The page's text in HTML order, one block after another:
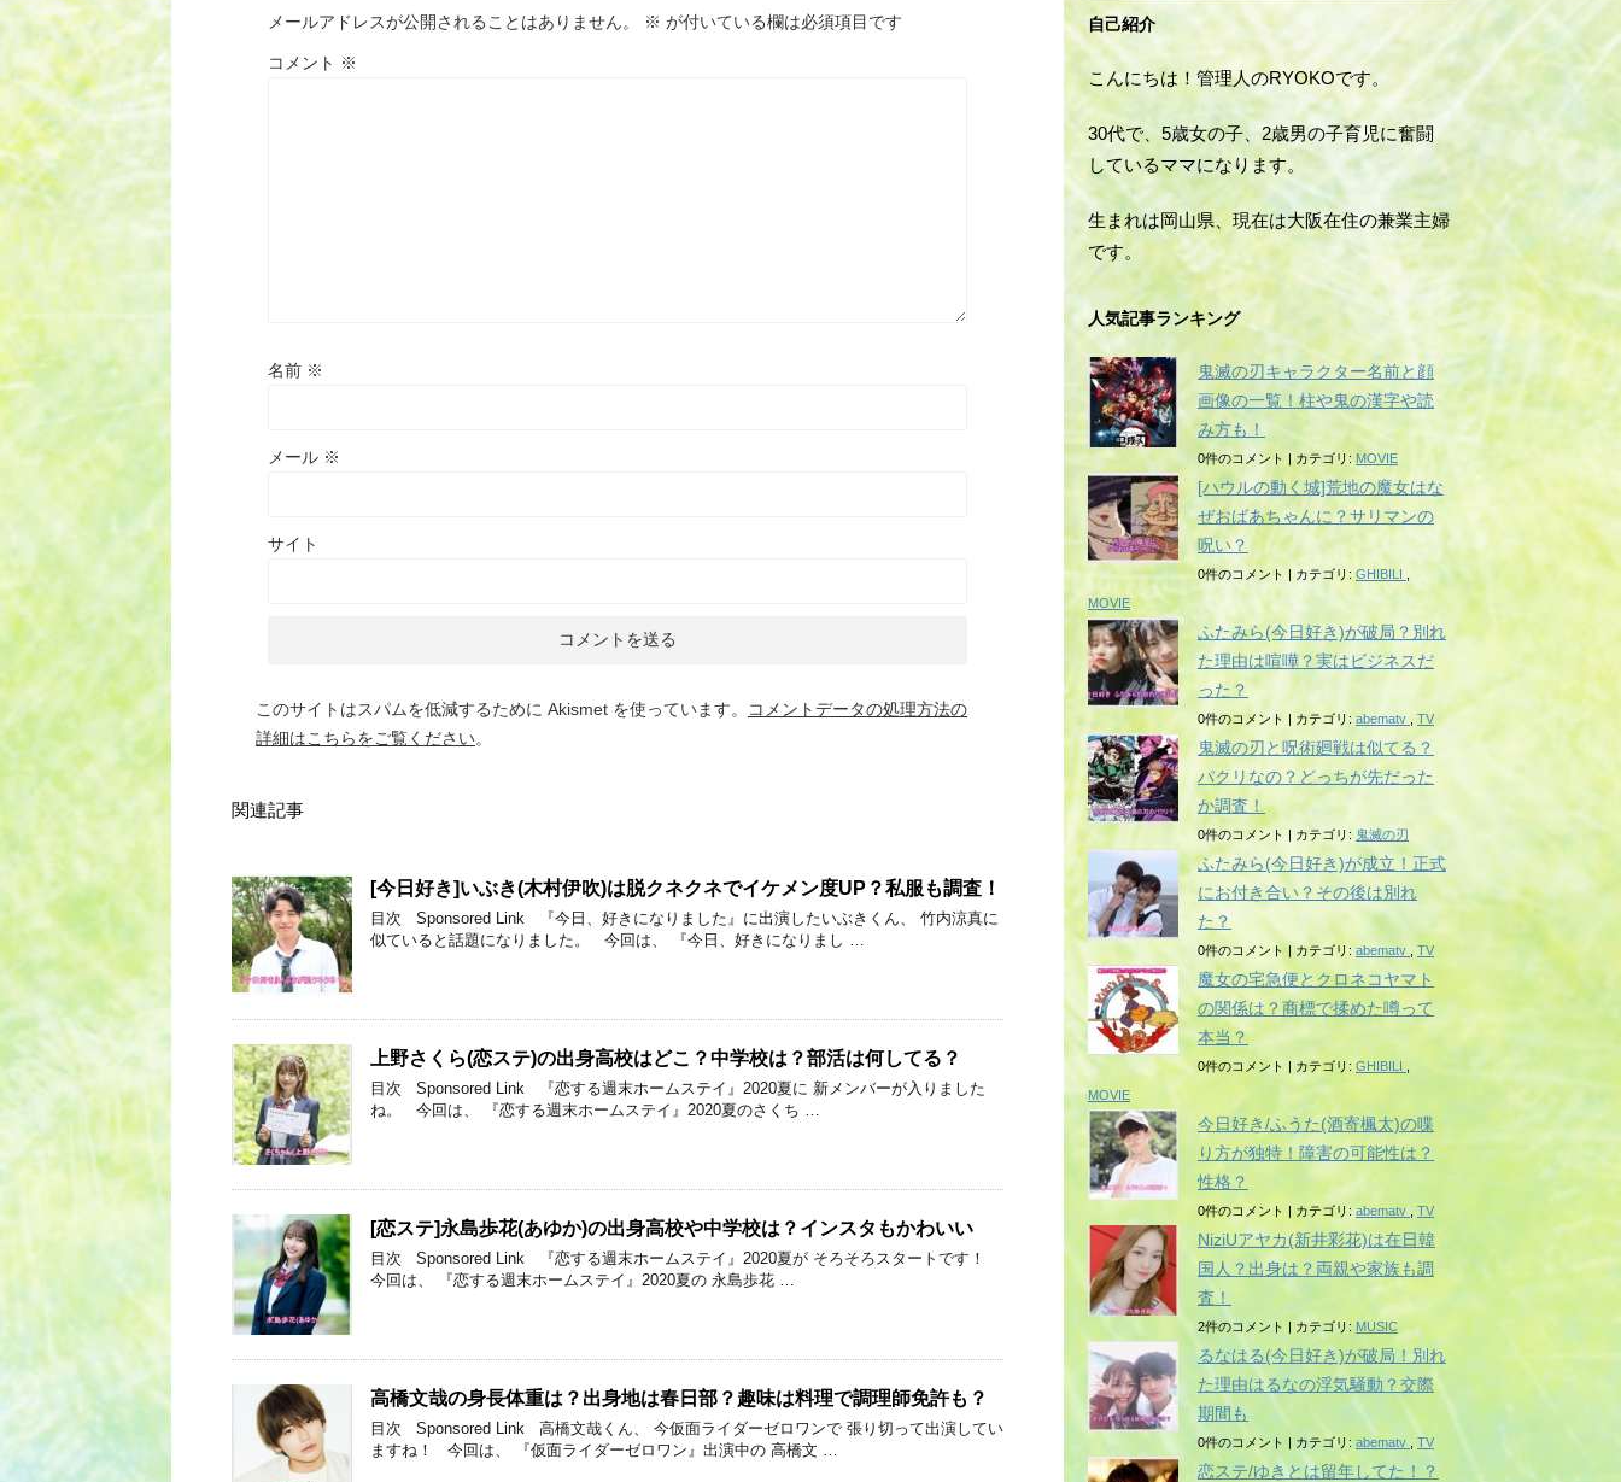
メールアドレスが公開されることはありません。 ※ が付いている欄は必須項目です
コメント ※
名前 ※
メール ※
サイト
このサイトはスパムを低減するために Akismet を使っています。
コメントデータの処理方法の
詳細はこちらをご覧ください。
関連記事
[今日好き]いぶき(木村伊吹)は脱クネクネでイケメン度UP？私服も調査！
目次 Sponsored Link 『今日、好きになりました』に出演したいぶきくん、 竹内涼真に
似ていると話題になりました。 今回は、 『今日、好きになりまし …
上野さくら(恋ステ)の出身高校はどこ？中学校は？部活は何してる？
目次 Sponsored Link 『恋する週末ホームステイ』2020夏に 新メンバーが入りました
ね。 今回は、 『恋する週末ホームステイ』2020夏のさくち …
[恋ステ]永島歩花(あゆか)の出身高校や中学校は？インスタもかわいい
目次 Sponsored Link 『恋する週末ホームステイ』2020夏が そろそろスタートです！
今回は、 『恋する週末ホームステイ』2020夏の 永島歩花 …
高橋文哉の身長体重は？出身地は春日部？趣味は料理で調理師免許も？
目次 Sponsored Link 高橋文哉くん、 今仮面ライダーゼロワンで 張り切って出演してい
ますね！ 今回は、 『仮面ライダーゼロワン』出演中の 高橋文 …
自己紹介
こんにちは！管理人のRYOKOです。
30代で、5歳女の子、2歳男の子育児に奮闘
しているママになります。
生まれは岡山県、現在は大阪在住の兼業主婦
です。
人気記事ランキング
鬼滅の刃キャラクター名前と顔
画像の一覧！柱や鬼の漢字や読
み方も！
0件のコメント |カテゴリ: MOVIE
[ハウルの動く城]荒地の魔女はな
ぜおばあちゃんに？サリマンの
呪い？
0件のコメント| カテゴリ:GHIBILI
MOVIE
ふたみら(今日好き)が破局？別れ
た理由は喧嘩？実はビジネスだ
った？
0件のコメント | カテゴリ: abematv TV
鬼滅の刃と呪術廻戦は似てる？
パクリなの？どっちが先だった
か調査！
0件のコメント | カテゴリ: 鬼滅の刃
ふたみら(今日好き)が成立！正式
にお付き合い？その後は別れ
た？
0件のコメント | カテゴリ: abematv TV
魔女の宅急便とクロネコヤマト
の関係は？商標で揉めた噂って
本当？
0件のコメント | カテゴリ: GHIBILI
MOVIE
今日好き/ふうた(酒寄楓太)の喋
り方が独特！障害の可能性は？
性格？
0件のコメント | カテゴリ:abematv TV
NiziUアヤカ(新井彩花)は在日韓
国人？出身は？両親や家族も調
査！
2件のコメント | カテゴリ: MUSIC
るなはる(今日好き)が破局！別れ
た理由はるなの浮気騒動？交際
期間も
0件のコメント | カテゴリ: abematv TV
恋ステ/ゆきとは留年してた！？